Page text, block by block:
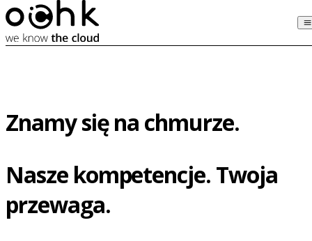
Znamy się na chmurze.
Nasze kompetencje. Twoja
przewaga.